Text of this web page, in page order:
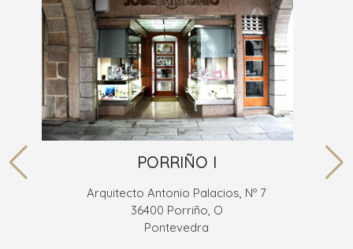
PORRIÑO I
Arquitecto Antonio Palacios, Nº 7
36400 Porriño, O
Pontevedra